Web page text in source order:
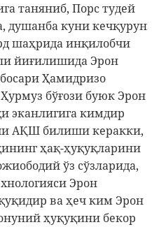
таняниб, Порс тудей
душанба куни кечқурун
шаҳрида инқилобчи
йиғилишида Эрон
Ҳамидризо
бўғози буюк Эрон
эканлигига кимдир
АҚШ билиши керакки,
ҳақ-ҳуқуқларини
ўз сўзларида,
Эрон
ва ҳеч ким Эрон
ҳуқуқини бекор